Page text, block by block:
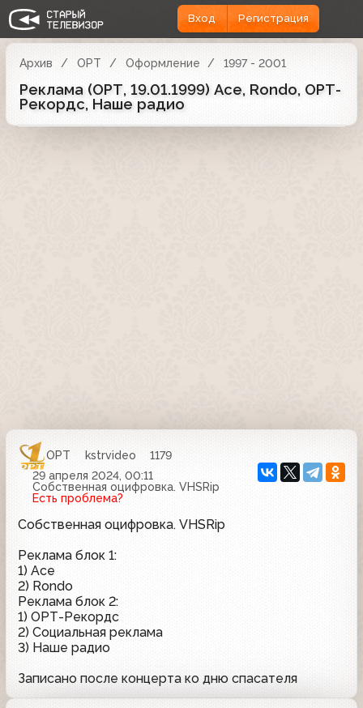
Вход Регистрация
Архив ОРТ Оформление 1997 - 2001
Реклама (ОРТ, 19.01.1999) Ace, Rondo, ОРТ-
Рекордс, Наше радио
ОРТ kstrvideo
1179
29 апреля 2024, 00:11
Собственная оцифровка. VHSRip
Есть проблема?
Собственная оцифровка. VHSRip
Реклама блок 1:
1) Ace
2) Rondo
Реклама блок 2:
1) ОРТ-Рекордс
2) Социальная реклама
3) Наше радио
Записано после концерта ко дню спасателя